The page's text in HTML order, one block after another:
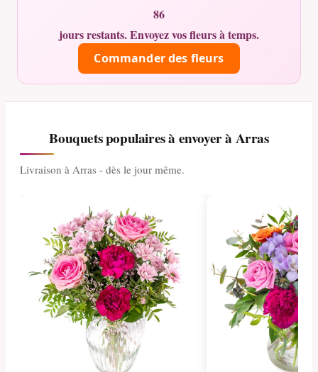
86
jours restants. Envoyez vos fleurs à temps.
Commander des fleurs
Bouquets populaires à envoyer à Arras
Livraison à Arras - dès le jour même.